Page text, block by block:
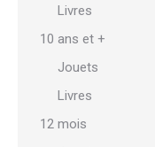
Livres
10 ans et +
Jouets
Livres
12 mois